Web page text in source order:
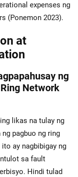
expenses ng
(Ponemon 2023).
at
ng
Network
likas na tulay ng
pagbuo ng ring
ay nagbibigay ng
sa fault
Hindi tulad